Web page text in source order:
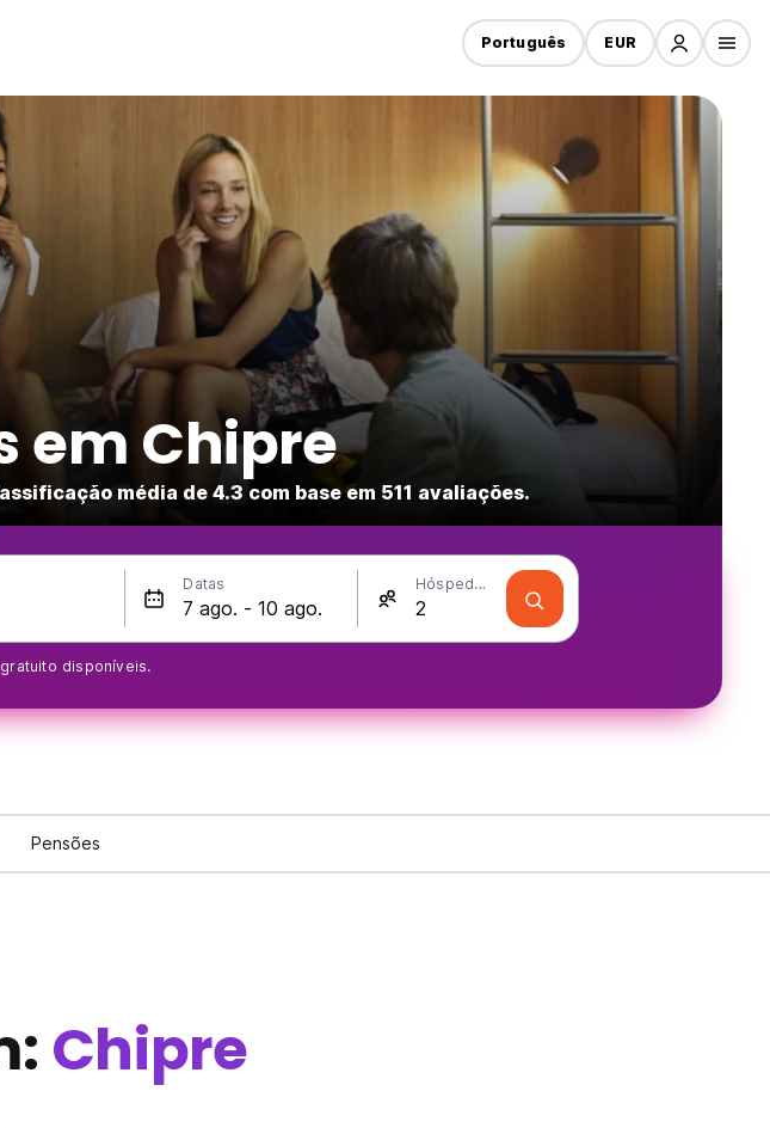
Português EUR
em Chipre
média de 4.3 com base em 511 avaliações.
Datas Hóspedes
disponíveis.
Pensões
Chipre